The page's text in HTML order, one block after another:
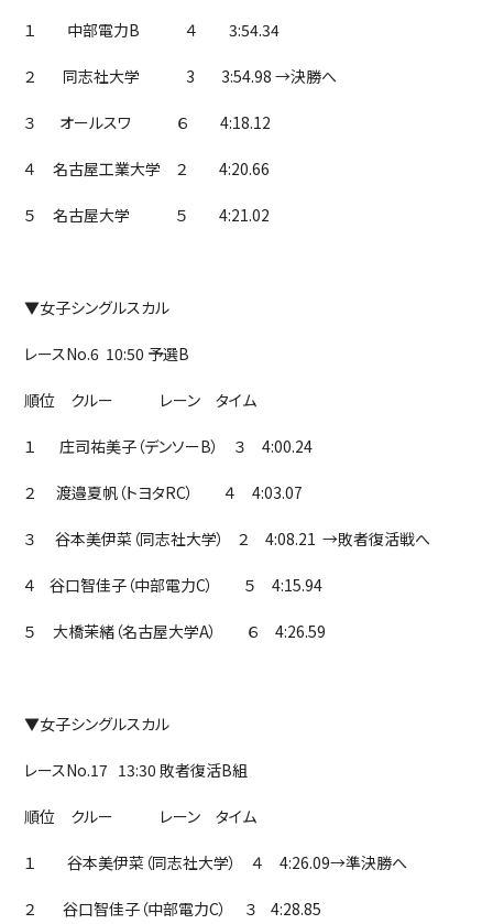
１ 中部電力B ４ 3:54.34
２ 同志社大学 3 3:54.98 →決勝へ
３ オールスワ ６ 4:18.12
４ 名古屋工業大学 ２ 4:20.66
５ 名古屋大学 ５ 4:21.02
▼女子シングルスカル
レースNo.6 10:50 予選B
順位 クルー レーン タイム
１ 庄司祐美子（デンソーB） ３ 4:00.24
２ 渡邉夏帆（トヨタRC） ４ 4:03.07
３ 谷本美伊菜（同志社大学） ２ 4:08.21 →敗者復活戦へ
４ 谷口智佳子（中部電力C） ５ 4:15.94
５ 大橋茉緒（名古屋大学A） ６ 4:26.59
▼女子シングルスカル
レースNo.17 13:30 敗者復活B組
順位 クルー レーン タイム
１ 谷本美伊菜（同志社大学） ４ 4:26.09→準決勝へ
２ 谷口智佳子（中部電力C） ３ 4:28.85